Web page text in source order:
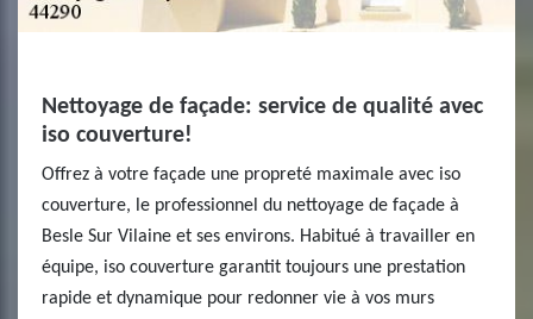
Nettoyage de façade: service de qualité avec
iso couverture!
Offrez à votre façade une propreté maximale avec iso
couverture, le professionnel du nettoyage de façade à
Besle Sur Vilaine et ses environs. Habitué à travailler en
équipe, iso couverture garantit toujours une prestation
rapide et dynamique pour redonner vie à vos murs